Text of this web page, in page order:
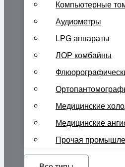
Компьютерные
Аудиометры
LPG аппараты
ЛОР комбайны
Медицинские
Медицинские
Прочая